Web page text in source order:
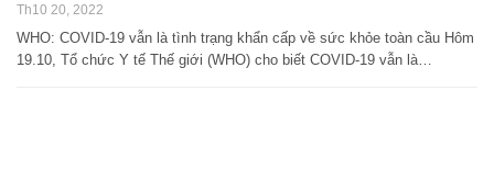
Th10 20, 2022
WHO: COVID-19 vẫn là tình trạng khẩn cấp về sức khỏe toàn cầu Hôm
19.10, Tổ chức Y tế Thế giới (WHO) cho biết COVID-19 vẫn là…